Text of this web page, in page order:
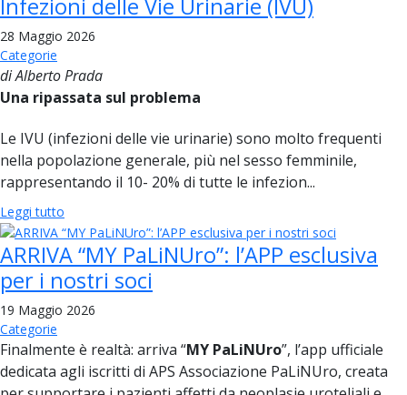
Infezioni delle Vie Urinarie (IVU)
28 Maggio 2026
Categorie
di Alberto Prada
Una ripassata sul problema
Le IVU (infezioni delle vie urinarie) sono molto frequenti
nella popolazione generale, più nel sesso femminile,
rappresentando il 10- 20% di tutte le infezion...
Leggi tutto
ARRIVA “MY PaLiNUro”: l’APP esclusiva
per i nostri soci
19 Maggio 2026
Categorie
Finalmente è realtà: arriva “MY PaLiNUro”, l’app ufficiale
dedicata agli iscritti di APS Associazione PaLiNUro, creata